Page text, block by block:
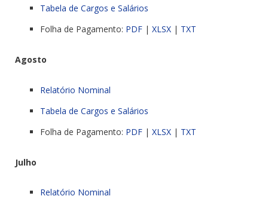
Tabela de Cargos e Salários
Folha de Pagamento: PDF | XLSX | TXT
Agosto
Relatório Nominal
Tabela de Cargos e Salários
Folha de Pagamento: PDF | XLSX | TXT
Julho
Relatório Nominal